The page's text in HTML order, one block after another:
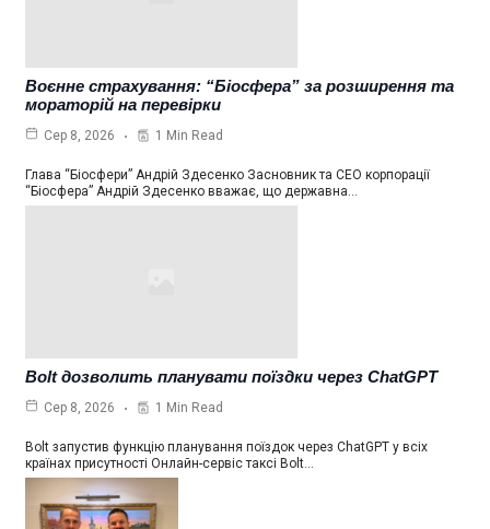
Воєнне страхування: “Біосфера” за розширення та
мораторій на перевірки
Сер 8, 2026 1 Min Read
Глава “Біосфери” Андрій Здесенко Засновник та СЕО корпорації
“Біосфера” Андрій Здесенко вважає, що державна…
Bolt дозволить планувати поїздки через ChatGPT
Сер 8, 2026 1 Min Read
Bolt запустив функцію планування поїздок через ChatGPT у всіх
країнах присутності Онлайн-сервіс таксі Bolt…